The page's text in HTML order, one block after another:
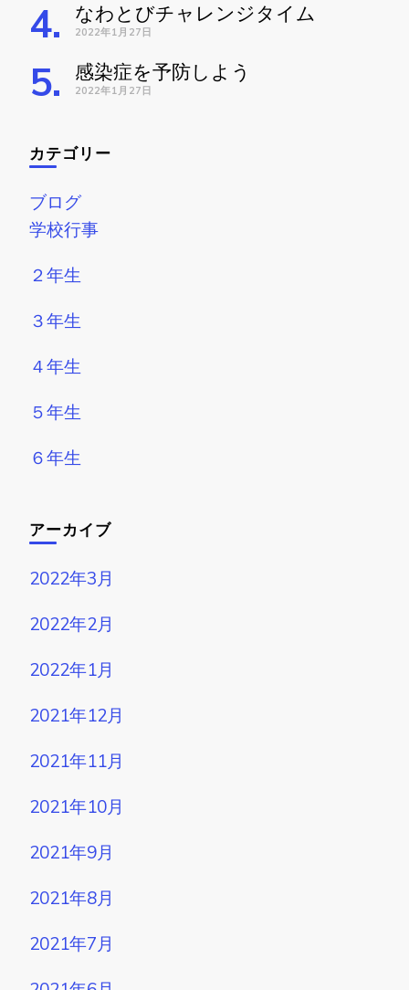
なわとびチャレンジタイム
2022年1月27日
感染症を予防しよう
2022年1月27日
カテゴリー
ブログ
学校行事
２年生
３年生
４年生
５年生
６年生
アーカイブ
2022年3月
2022年2月
2022年1月
2021年12月
2021年11月
2021年10月
2021年9月
2021年8月
2021年7月